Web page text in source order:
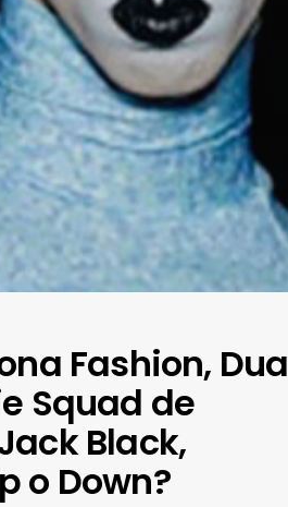
Fashion, Dua
Squad de
Black,
o Down?